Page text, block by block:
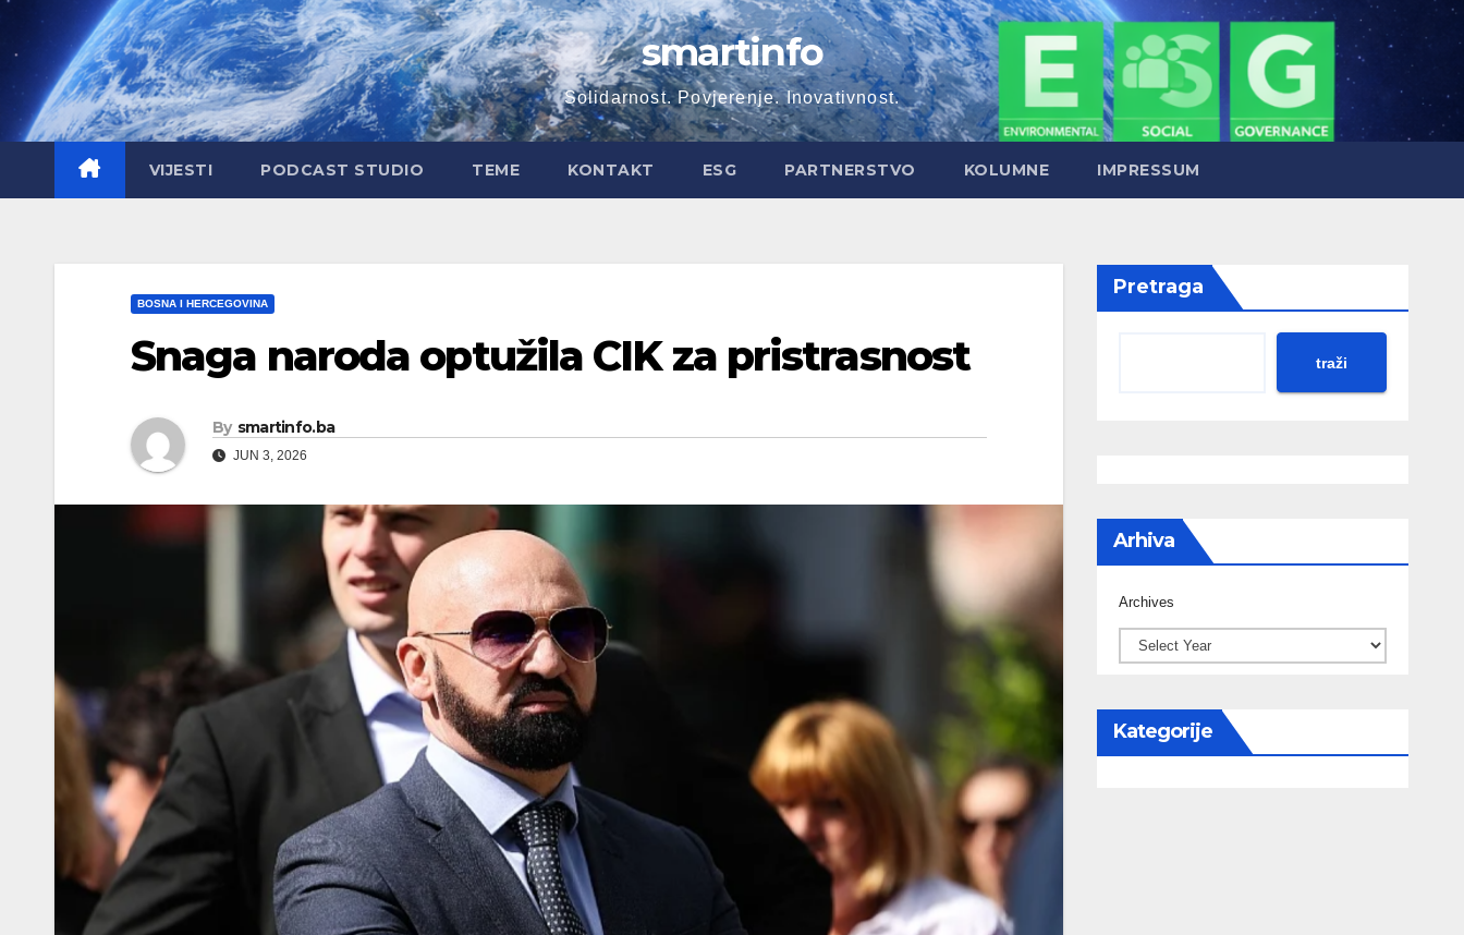
content
smartinfo
Solidarnost. Povjerenje. Inovativnost.
VIJESTI PODCAST STUDIO TEME KONTAKT ESG PARTNERSTVO KOLUMNE IMPRESSUM
BOSNA I HERCEGOVINA
Snaga naroda optužila CIK za pristrasnost
By smartinfo.ba
JUN 3, 2026
Pretraga
traži
Arhiva
Archives
Kategorije